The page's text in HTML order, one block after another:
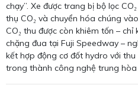
chạy”. Xe được trang bị bộ lọc
thụ CO₂ và chuyển hóa chúng
CO₂ thu được còn khiêm tốn –
chặng đua tại Fuji Speedway –
kết hợp động cơ đốt hydro với thu
trong thành công nghệ trung